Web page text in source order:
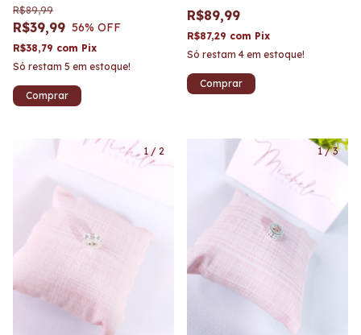
R$39,99
R$89,99
56% OFF
R$38,79 com Pix
Só restam 5 em estoque!
R$89,99
R$87,29 com Pix
Só restam 4 em estoque!
1/ 2 1/3